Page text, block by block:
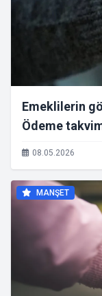
Emeklilerin
Ödeme
08.05.2026
MANŞET